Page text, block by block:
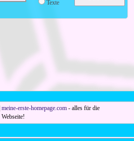
Texte
|meine-erste-homepage.com - alles für die
Webseite!